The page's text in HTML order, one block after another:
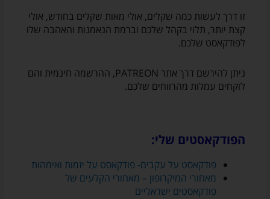
זו דרך לעשות כמה שקלים, אולי מאות שקלים בחודש, אולי
קצת יותר, תלוי בקהל שלכם וברמת הנאמנות והאהבה שלו
לפודקאסט שלכם.
ניתן להירשם דרך אתר PATREON, ההרשמה חינמית והם
לוקחים עמלות מהרווחים שלכם.
הפודקאסטים שלי:
פודקאסט על עקבים- פודקאסט על יזמות ואימהות
מאחורי המיקרופון – מאחורי הקלעים של
פודקאסטים ישראליים